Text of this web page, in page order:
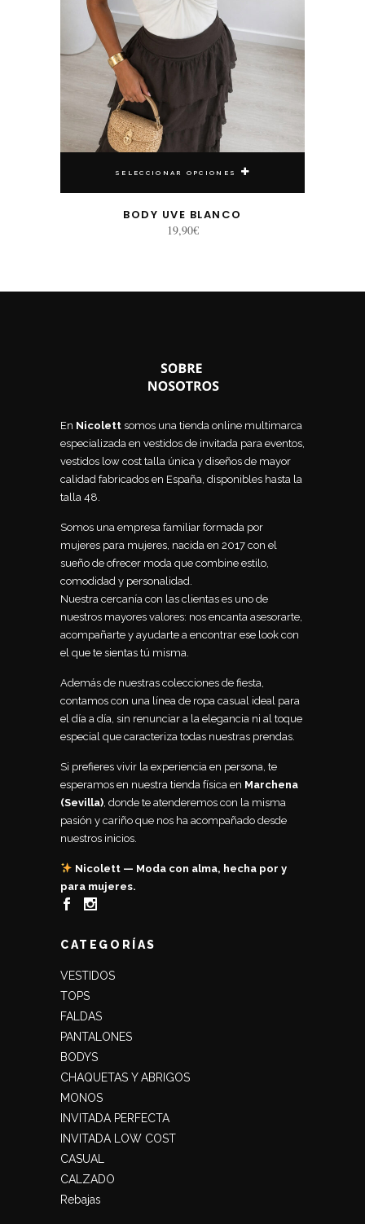
SELECCIONAR OPCIONES
BODY UVE BLANCO
19,90€
En Nicolett somos una tienda online multimarca
especializada en vestidos de invitada para eventos,
vestidos low cost talla única y diseños de mayor
calidad fabricados en España, disponibles hasta la
talla 48.
Somos una empresa familiar formada por
mujeres para mujeres, nacida en 2017 con el
sueño de ofrecer moda que combine estilo,
comodidad y personalidad.
Nuestra cercanía con las clientas es uno de
nuestros mayores valores: nos encanta asesorarte,
acompañarte y ayudarte a encontrar ese look con
el que te sientas tú misma.
Además de nuestras colecciones de fiesta,
contamos con una línea de ropa casual ideal para
el día a día, sin renunciar a la elegancia ni al toque
especial que caracteriza todas nuestras prendas.
Si prefieres vivir la experiencia en persona, te
esperamos en nuestra tienda física en Marchena
(Sevilla) , donde te atenderemos con la misma
pasión y cariño que nos ha acompañado desde
nuestros inicios.
Nicolett — Moda con alma, hecha por y
para mujeres.
CATEGORÍAS
VESTIDOS
TOPS
FALDAS
PANTALONES
BODYS
CHAQUETAS Y ABRIGOS
MONOS
INVITADA PERFECTA
INVITADA LOW COST
CASUAL
CALZADO
Rebajas